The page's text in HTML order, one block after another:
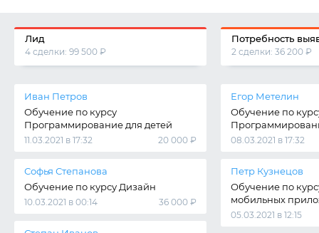
Лид
4 сделки: 99 500 ₽
Иван Петров
Обучение по курсу
Программирование для детей
11.03.2021 в 17:32 20 000 ₽
Софья Степанова
Обучение по курсу Дизайн
10.03.2021 в 00:14 36 000 ₽
Потребность
2 сделки: 36 200 ₽
Егор Метелин
Обучение по
08.03.2021 в 17:32
Петр Кузнецов
Обучение по
мобильных
05.03.2021 в 12:15